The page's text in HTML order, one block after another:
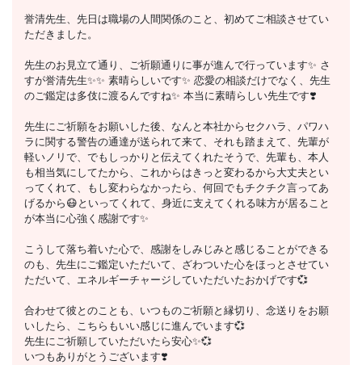
誉清先生、先日は職場の人間関係のこと、初めてご相談させてい
ただきました。
先生のお見立て通り、ご祈願通りに事が進んで行っています✨ さ
すが誉清先生✨✨ 素晴らしいです✨ 恋愛の相談だけでなく、先生
のご鑑定は多伎に渡るんですね✨ 本当に素晴らしい先生です❣️
先生にご祈願をお願いした後、なんと本社からセクハラ、パワハ
ラに関する警告の通達が送られて来て、それも踏まえて、先輩が
軽いノリで、でもしっかりと伝えてくれたそうで、先輩も、本人
も相当気にしてたから、これからはきっと変わるから大丈夫とい
ってくれて、もし変わらなかったら、何回でもチクチク言ってあ
げるから😷といってくれて、身近に支えてくれる味方が居ること
が本当に心強く感謝です✨
こうして落ち着いた心で、感謝をしみじみと感じることができる
のも、先生にご鑑定いただいて、ざわついた心をほっとさせてい
ただいて、エネルギーチャージしていただいたおかげです💞
合わせて彼とのことも、いつものご祈願と縁切り、念送りをお願
いしたら、こちらもいい感じに進んでいます💞
先生にご祈願していただいたら安心✨💞
いつもありがとうございます❣️